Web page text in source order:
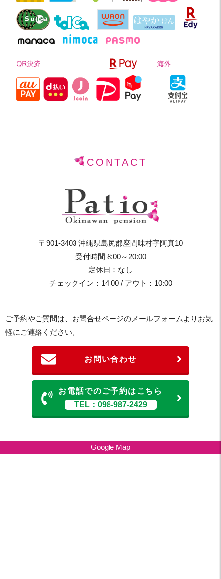
CONTACT
〒901-3403 沖縄県島尻郡座間味村字阿真10
受付時間 8:00～20:00
定休日：なし
チェックイン：14:00 / アウト：10:00
ご予約やご質問は、お問合せページのメールフォームよりお気
軽にご連絡ください。
お問い合わせ
お電話でのご予約はこちら
TEL：098-987-2429
Google Map